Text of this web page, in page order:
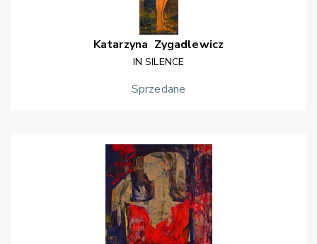
Katarzyna Zygadlewicz
IN SILENCE
Sprzedane